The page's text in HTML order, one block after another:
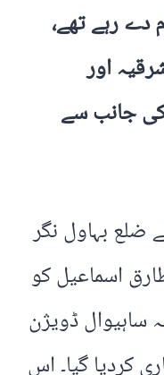
دے رہے تھے،
اور
کی جانب سے
ضلع بہاول نگر
اسماعیل کو
ساہیوال ڈویژن
کردیا گیا۔ اس